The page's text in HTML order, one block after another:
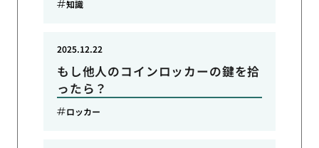
知識
もし他人のコインロッカーの鍵を拾
ったら？
2025.12.22
ロッカー